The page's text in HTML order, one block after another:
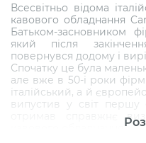
Всесвітньо відома
кавового обладнання
Батьком-засновником
який після
повернувся додому і
Спочатку це була
але вже в 50-і роки
італійський, а й
випустив у світ першу
отримав справжнє
кавового обладнання.